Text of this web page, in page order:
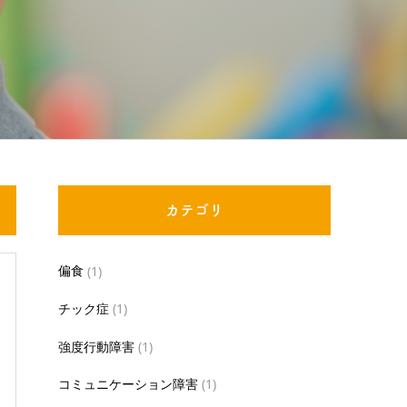
カテゴリ
偏食 (1)
チック症 (1)
強度行動障害 (1)
コミュニケーション障害 (1)